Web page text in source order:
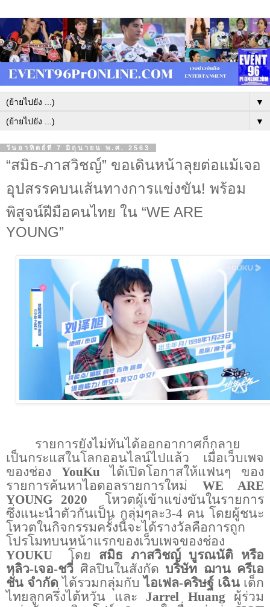
▼
▼
วันอาทิตย์ที่ 7 มิถุนายน พ.ศ. 2563
“สมิธ-ภาสวิชญ์” ขอเดินหน้าลุยต่อแม้เจอ
อุปสรรคบนเส้นทางการแข่งขัน! พร้อม
พิสูจน์ฝีมือคนไทย ใน “WE ARE
YOUNG”
รายการยังไม่ทันได้ออกอากาศก็กลาย
เป็นกระแสในโลกออนไลน์ไปแล้ว เมื่อเว็บเพจ
ของช่อง YouKu
ได้เปิดโอกาสให้แฟนๆ ของ
รายการค้นหาไอดอลรายการใหม่ WE ARE
YOUNG 2020
โหวตผู้เข้าแข่งขันในรายการ
ซึ่งแนะนำตัวกันเป็น กลุ่มๆละ3-4 คน โดยผู้ชนะ
โหวตในกิจกรรมครั้งนี้จะได้รางวัลคือการถูก
โปรโมทบนหน้าแรกของเว็บเพจของช่อง
YOUKU
โดย สมิธ ภาสวิชญ์ บูรณนัติ หรือ
หลิว-เจอ-ชวี่ ศิลปินในสังกัด บริษัท ฌาน ครีเอ
ชั่น จำกัดได้รวมกลุ่มกับ ไอเฟล-คริษฐ์ เฉิน เด็ก
ไทยลูกครึ่งไต้หวัน และ Jarrel Huang
ผู้ร่วม